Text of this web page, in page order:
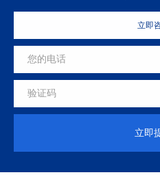
立即
立即